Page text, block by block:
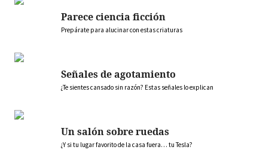
Parece ciencia ficción
Prepárate para alucinar con estas criaturas
Señales de agotamiento
¿Te sientes cansado sin razón? Estas señales lo explican
Un salón sobre ruedas
¿Y si tu lugar favorito de la casa fuera… tu Tesla?